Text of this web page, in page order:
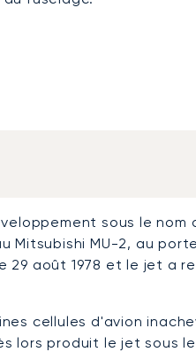
sous le nom
Mitsubishi MU-2, au
29 août 1978 et le jet a
cellules d'avion
lors produit le jet sous